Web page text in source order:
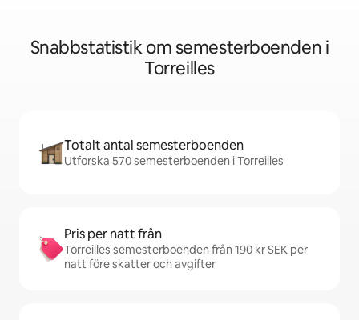
Snabbstatistik om semesterboenden i
Torreilles
Totalt antal semesterboenden
Utforska 570 semesterboenden i Torreilles
Pris per natt från
Torreilles semesterboenden från 190 kr SEK per
natt före skatter och avgifter